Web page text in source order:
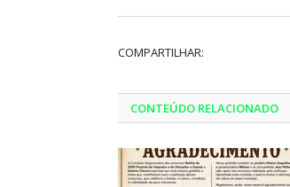
COMPARTILHAR:
CONTEÚDO RELACIONADO